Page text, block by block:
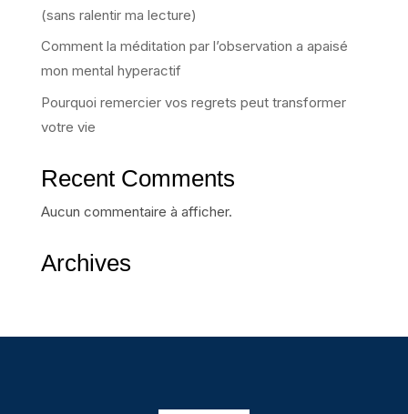
(sans ralentir ma lecture)
Comment la méditation par l’observation a apaisé
mon mental hyperactif
Pourquoi remercier vos regrets peut transformer
votre vie
Recent Comments
Aucun commentaire à afficher.
Archives